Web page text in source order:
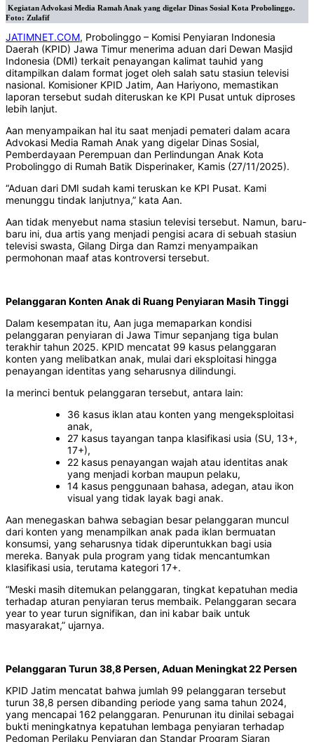
‎ Kegiatan Advokasi Media Ramah Anak yang digelar Dinas Sosial Kota Probolinggo.
Foto: Zulafif
JATIMNET.COM, Probolinggo – Komisi Penyiaran Indonesia
Daerah (KPID) Jawa Timur menerima aduan dari Dewan Masjid
Indonesia (DMI) terkait penayangan kalimat tauhid yang
ditampilkan dalam format joget oleh salah satu stasiun televisi
nasional. Komisioner KPID Jatim, Aan Hariyono, memastikan
laporan tersebut sudah diteruskan ke KPI Pusat untuk diproses
lebih lanjut.
Aan menyampaikan hal itu saat menjadi pemateri dalam acara
Advokasi Media Ramah Anak yang digelar Dinas Sosial,
Pemberdayaan Perempuan dan Perlindungan Anak Kota
Probolinggo di Rumah Batik Disperinaker, Kamis (27/11/2025).
“Aduan dari DMI sudah kami teruskan ke KPI Pusat. Kami
menunggu tindak lanjutnya,” kata Aan.
Aan tidak menyebut nama stasiun televisi tersebut. Namun, baru-
baru ini, dua artis yang menjadi pengisi acara di sebuah stasiun
televisi swasta, Gilang Dirga dan Ramzi menyampaikan
permohonan maaf atas kontroversi tersebut.
Pelanggaran Konten Anak di Ruang Penyiaran Masih Tinggi
Dalam kesempatan itu, Aan juga memaparkan kondisi
pelanggaran penyiaran di Jawa Timur sepanjang tiga bulan
terakhir tahun 2025. KPID mencatat 99 kasus pelanggaran
konten yang melibatkan anak, mulai dari eksploitasi hingga
penayangan identitas yang seharusnya dilindungi.
Ia merinci bentuk pelanggaran tersebut, antara lain:
36 kasus iklan atau konten yang mengeksploitasi
anak,
27 kasus tayangan tanpa klasifikasi usia (SU, 13+,
17+),
22 kasus penayangan wajah atau identitas anak
yang menjadi korban maupun pelaku,
14 kasus penggunaan bahasa, adegan, atau ikon
visual yang tidak layak bagi anak.
Aan menegaskan bahwa sebagian besar pelanggaran muncul
dari konten yang menampilkan anak pada iklan bermuatan
konsumsi, yang seharusnya tidak diperuntukkan bagi usia
mereka. Banyak pula program yang tidak mencantumkan
klasifikasi usia, terutama kategori 17+.
“Meski masih ditemukan pelanggaran, tingkat kepatuhan media
terhadap aturan penyiaran terus membaik. Pelanggaran secara
year to year turun signifikan, dan ini kabar baik untuk
masyarakat,” ujarnya.
Pelanggaran Turun 38,8 Persen, Aduan Meningkat 22 Persen
KPID Jatim mencatat bahwa jumlah 99 pelanggaran tersebut
turun 38,8 persen dibanding periode yang sama tahun 2024,
yang mencapai 162 pelanggaran. Penurunan itu dinilai sebagai
bukti meningkatnya kepatuhan lembaga penyiaran terhadap
Pedoman Perilaku Penyiaran dan Standar Program Siaran